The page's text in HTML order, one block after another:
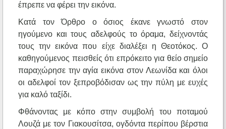
έπρεπε να φέρει την εικόνα.
Κατά τον Όρθρο ο όσιος έκανε γνωστό στον
ηγούμενο και τους αδελφούς το όραμα, δείχνοντάς
τους την εικόνα που είχε διαλέξει η Θεοτόκος. Ο
καθηγούμενος πεισθείς ότι επρόκειτο για θείο σημείο
παραχώρησε την αγία εικόνα στον Λεωνίδα και όλοι
οι αδελφοί τον ξεπροβόδισαν ως την πύλη με ευχές
για καλό ταξίδι.
Φθάνοντας με κόπο στην συμβολή του ποταμού
Λουζά με τον Γιακουσίτσα, ογδόντα περίπου βέρστια